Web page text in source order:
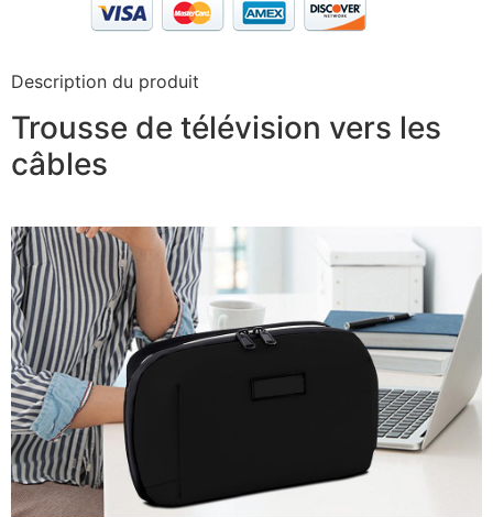
Description du produit
Trousse de télévision vers les
câbles